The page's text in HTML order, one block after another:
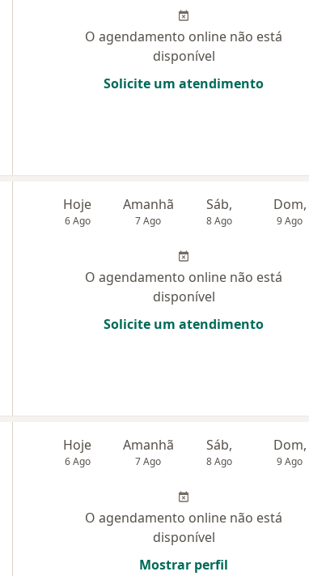
O agendamento online não está
disponível
Solicite um atendimento
Hoje
6 Ago
Amanhã
7 Ago
Sáb,
8 Ago
Dom,
9 Ago
O agendamento online não está
disponível
Solicite um atendimento
Hoje
6 Ago
Amanhã
7 Ago
Sáb,
8 Ago
Dom,
9 Ago
O agendamento online não está
disponível
Mostrar perfil